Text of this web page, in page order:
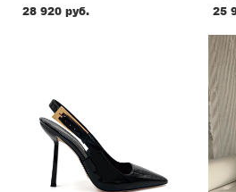
28 920 pуб.
25